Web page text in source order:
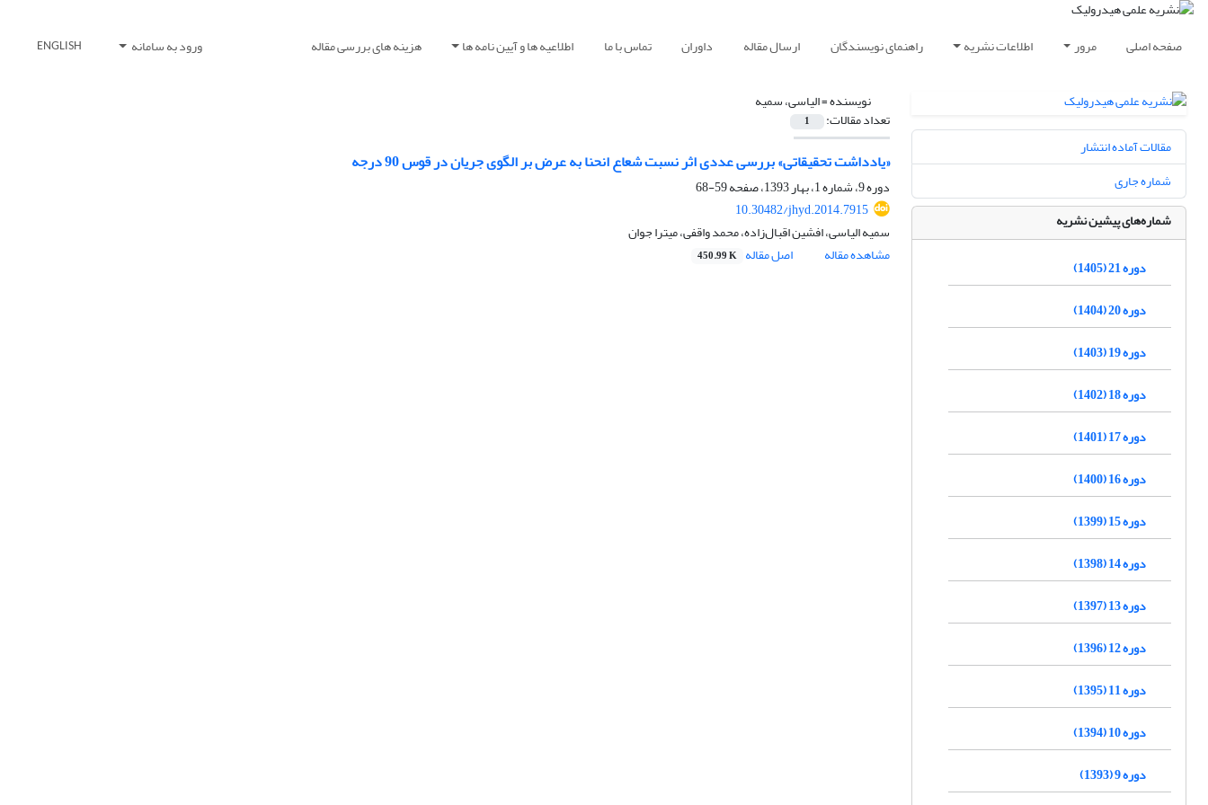
صفحه اصلی مرور اطلاعات نشریه راهنمای نویسندگان ارسال مقاله داوران تماس با ما اطلاعیه ها و آیین نامه ها هزینه های بررسی مقاله ورود به سامانه ENGLISH
نویسنده =الیاسی، سمیه
تعداد مقالات: 1
«یادداشت تحقیقاتی» بررسی عددی اثر نسبت شعاع انحنا به عرض بر الگوی جریان در قوس 90 درجه
دوره 9، شماره 1، بهار 1393، صفحه
59-68
10.30482/jhyd.2014.7915
سمیه الیاسی، افشین اقبال‌زاده، محمد واقفی، میترا جوان
مشاهده مقاله
اصل مقاله 450.99 K
مقالات آماده انتشار
شماره جاری
شماره‌های پیشین نشریه
دوره 21 (1405)
دوره 20 (1404)
دوره 19 (1403)
دوره 18 (1402)
دوره 17 (1401)
دوره 16 (1400)
دوره 15 (1399)
دوره 14 (1398)
دوره 13 (1397)
دوره 12 (1396)
دوره 11 (1395)
دوره 10 (1394)
دوره 9 (1393)